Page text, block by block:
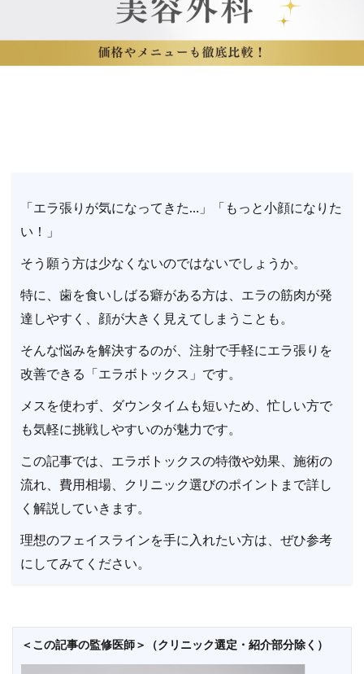
「エラ張りが気になってきた…」「もっと小顔になりた
い！」
そう願う方は少なくないのではないでしょうか。
特に、歯を食いしばる癖がある方は、エラの筋肉が発
達しやすく、顔が大きく見えてしまうことも。
そんな悩みを解決するのが、注射で手軽にエラ張りを
改善できる「エラボトックス」です。
メスを使わず、ダウンタイムも短いため、忙しい方で
も気軽に挑戦しやすいのが魅力です。
この記事では、エラボトックスの特徴や効果、施術の
流れ、費用相場、クリニック選びのポイントまで詳し
く解説していきます。
理想のフェイスラインを手に入れたい方は、ぜひ参考
にしてみてください。
＜この記事の監修医師＞（クリニック選定・紹介部分除く）